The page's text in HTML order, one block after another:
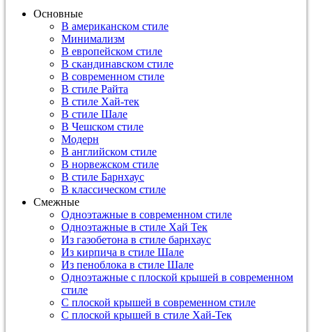
Основные
В американском стиле
Минимализм
В европейском стиле
В скандинавском стиле
В современном стиле
В стиле Райта
В стиле Хай-тек
В стиле Шале
В Чешском стиле
Модерн
В английском стиле
В норвежском стиле
В стиле Барнхаус
В классическом стиле
Смежные
Одноэтажные в современном стиле
Одноэтажные в стиле Хай Тек
Из газобетона в стиле барнхаус
Из кирпича в стиле Шале
Из пеноблока в стиле Шале
Одноэтажные с плоской крышей в современном
стиле
С плоской крышей в современном стиле
С плоской крышей в стиле Хай-Тек